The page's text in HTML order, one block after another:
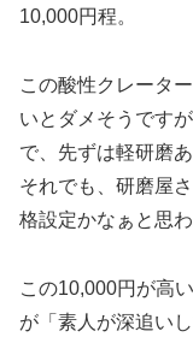
10,000円程。
この酸性クレータ
いとダメそうです
で、先ずは軽研磨
それでも、研磨屋
格設定かなぁと思わ
この10,000円が高
が「素人が深追い